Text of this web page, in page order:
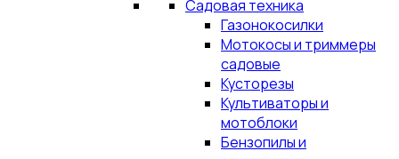
Садовая техника
Газонокосилки
Мотокосы и триммеры
садовые
Кусторезы
Культиваторы и
мотоблоки
Бензопилы и